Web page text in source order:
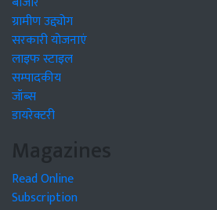
ग्रामीण उद्द्योग
सरकारी योजनाएं
लाइफ स्टाइल
सम्पादकीय
जॉब्स
डायरेक्टरी
Magazines
Read Online
Subscription